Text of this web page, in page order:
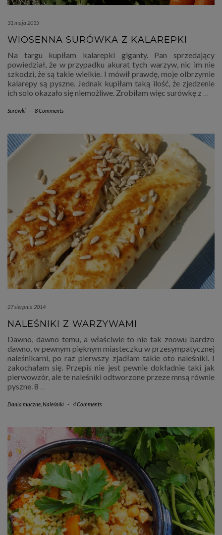
31 maja 2015
WIOSENNA SURÓWKA Z KALAREPKI
Na targu kupiłam kalarepki giganty. Pan sprzedający
powiedział, że w przypadku akurat tych warzyw, nic im nie
szkodzi, że są takie wielkie. I mówił prawdę, moje olbrzymie
kalarepy są pyszne. Jednak kupiłam taką ilość, że zjedzenie
ich solo okazało się niemożliwe. Zrobiłam więc surówkę z
Surówki - 8 Comments
27 sierpnia 2014
NALEŚNIKI Z WARZYWAMI
Dawno, dawno temu, a właściwie to nie tak znowu bardzo
dawno, w pewnym pięknym miasteczku w przesympatycznej
naleśnikarni, po raz pierwszy zjadłam takie oto naleśniki. I
zakochałam się. Przepis nie jest pewnie dokładnie taki jak
pierwowzór, ale te naleśniki odtworzone przeze mnsą równie
pyszne. 8
Dania mączne Naleśniki - 4 Comments